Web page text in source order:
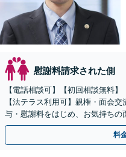
慰謝料請求された側
【電話相談可】【初回相談無料
【法テラス利用可】親権・面会
与・慰謝料をはじめ、お気持ち
り良い人生の再スタートに向けて
料